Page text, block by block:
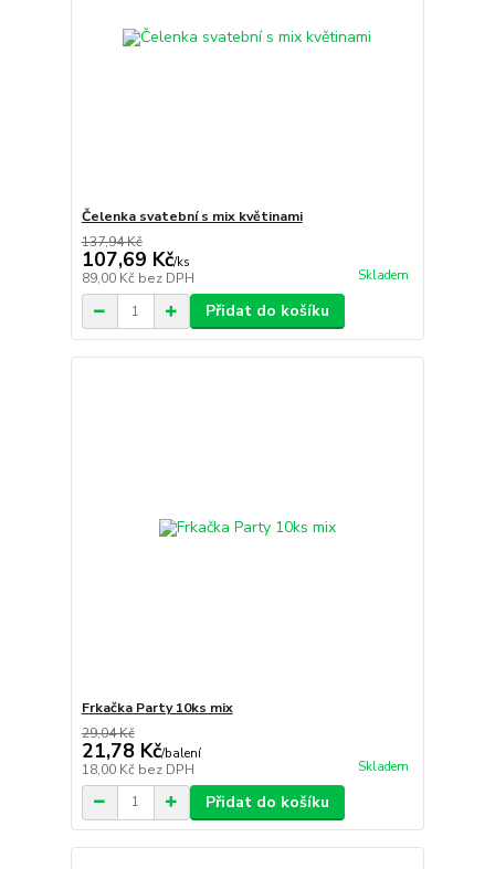
Čelenka svatební s mix květinami
137,94 Kč
107,69 Kč/ks
89,00 Kč bez DPH Skladem
Přidat do košíku
Frkačka Party 10ks mix
29,04 Kč
21,78 Kč/balení
18,00 Kč bez DPH Skladem
Přidat do košíku